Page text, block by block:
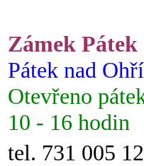
Zámek Pátek
Pátek nad Ohří
Otevřeno
10 - 16 hodin
tel. 731 005